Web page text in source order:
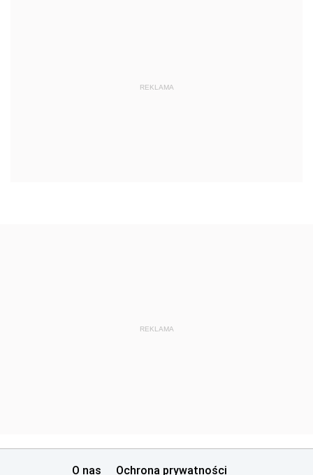
REKLAMA
REKLAMA
O nas Ochrona prywatności